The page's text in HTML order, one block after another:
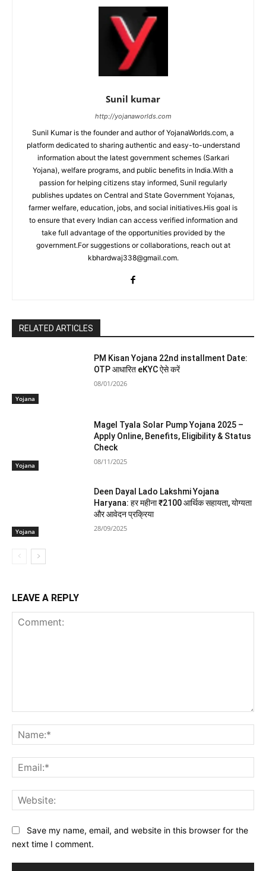
Sunil kumar
http://yojanaworlds.com
Sunil Kumar is the founder and author of YojanaWorlds.com, a
platform dedicated to sharing authentic and easy-to-understand
information about the latest government schemes (Sarkari
Yojana), welfare programs, and public benefits in India.With a
passion for helping citizens stay informed, Sunil regularly
publishes updates on Central and State Government Yojanas,
farmer welfare, education, jobs, and social initiatives.His goal is
to ensure that every Indian can access verified information and
take full advantage of the opportunities provided by the
government.For suggestions or collaborations, reach out at
kbhardwaj338@gmail.com.
RELATED ARTICLES
Yojana
PM Kisan Yojana 22nd installment Date:
OTP आधारित eKYC ऐसे करें
08/01/2026
Yojana
Magel Tyala Solar Pump Yojana 2025 –
Apply Online, Benefits, Eligibility & Status
Check
08/11/2025
Yojana
Deen Dayal Lado Lakshmi Yojana
Haryana: हर महीना ₹2100 आर्थिक सहायता, योग्यता
और आवेदन प्रक्रिया
28/09/2025
LEAVE A REPLY
Save my name, email, and website in this browser for the
next time I comment.